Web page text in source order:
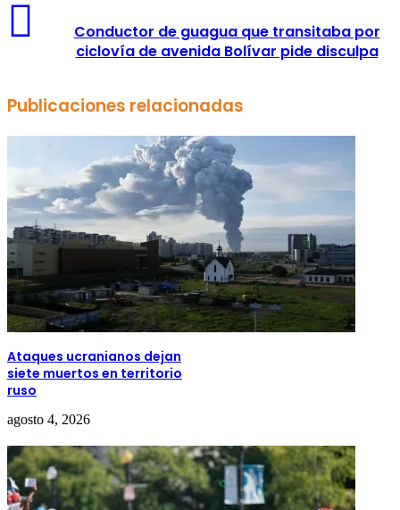
Conductor de guagua que transitaba por
ciclovía de avenida Bolívar pide disculpa
Publicaciones relacionadas
Ataques ucranianos dejan
siete muertos en territorio
ruso
agosto 4, 2026